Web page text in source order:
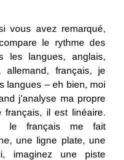
vous avez remarqué,
le rythme des
les langues, anglais,
allemand, français, je
langues – eh bien, moi
j’analyse ma propre
il est linéaire.
le français me fait
une ligne plate, une
imaginez une piste